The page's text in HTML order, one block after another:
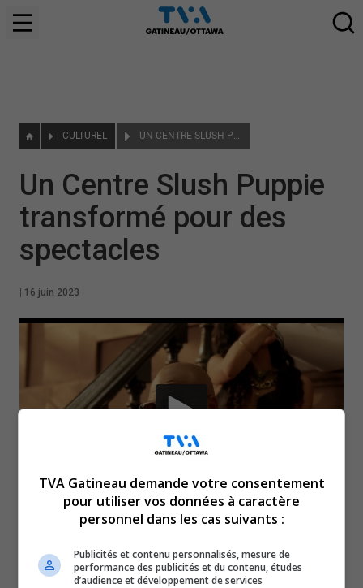
CULTUREL UN CENTRE SLUSH PUPPIE TRANSFORMÉ POUR DES SPECTACLES
Un Centre Slush Puppie
transformé pour des
spectacles
16 juin 2023
C’est le tout premier spectacle musical au Centre
Slush Puppie vendredi. Les festivités partent en
force avec Flo Rida.
TVA Gatineau demande votre consentement
pour utiliser vos données à caractère
personnel dans les cas suivants :
Publicités et contenu personnalisés, mesure de
performance des publicités et du contenu, études
d’audience et développement de services